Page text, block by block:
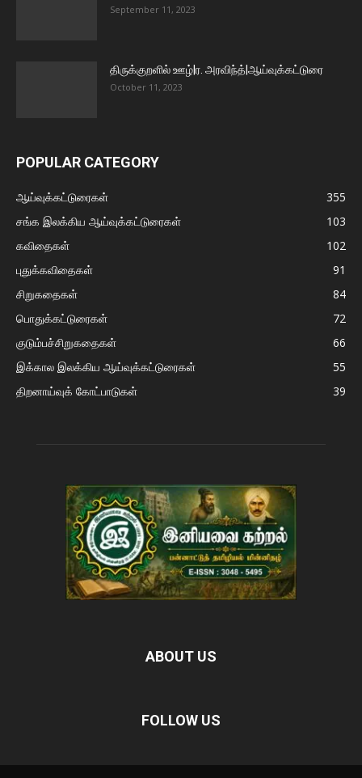
September 11, 2023
திருக்குறளில் ஊழ்|ர. அரவிந்த்|ஆய்வுக்கட்டுரை
October 11, 2023
POPULAR CATEGORY
ஆய்வுக்கட்டுரைகள்
355
சங்க இலக்கிய ஆய்வுக்கட்டுரைகள்
103
கவிதைகள்
102
புதுக்கவிதைகள்
91
சிறுகதைகள்
84
பொதுக்கட்டுரைகள்
72
குடும்பச்சிறுகதைகள்
66
இக்கால இலக்கிய ஆய்வுக்கட்டுரைகள்
55
திறனாய்வுக் கோட்பாடுகள்
39
ABOUT US
FOLLOW US